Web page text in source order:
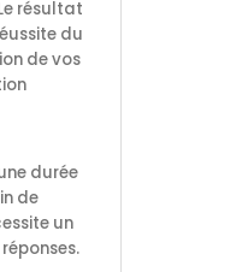
résultat
du
de vos
durée
de
un